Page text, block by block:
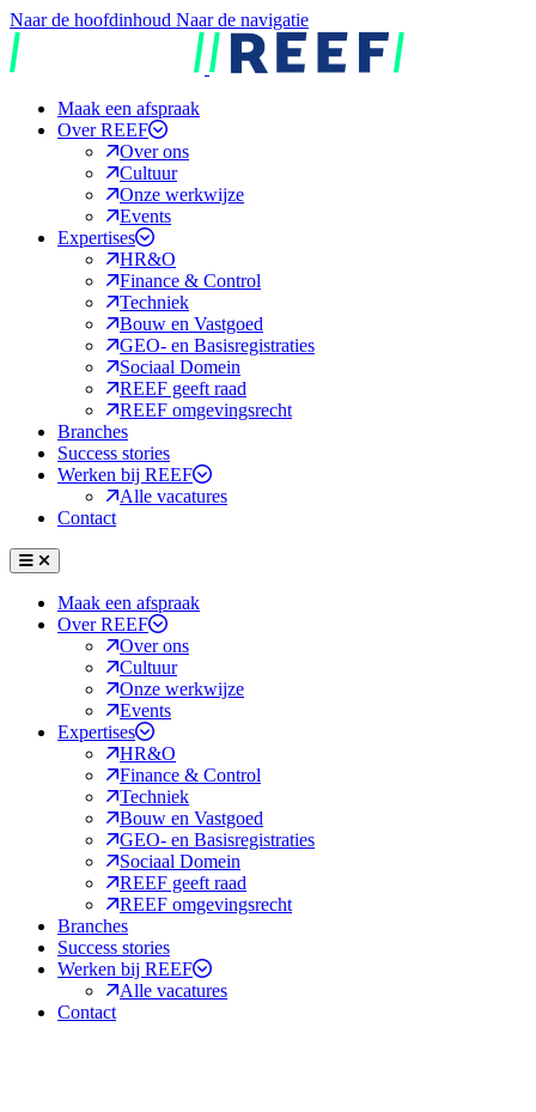
Naar de hoofdinhoud Naar de navigatie
REEF
Maak een afspraak
Over REEF
Over ons
Cultuur
Onze werkwijze
Events
Expertises
HR&O
Finance & Control
Techniek
Bouw en Vastgoed
GEO- en Basisregistraties
Sociaal Domein
REEF geeft raad
REEF omgevingsrecht
Branches
Success stories
Werken bij REEF
Alle vacatures
Contact
Menu
Sluiten
Maak een afspraak
Over REEF
Over ons
Cultuur
Onze werkwijze
Events
Expertises
HR&O
Finance & Control
Techniek
Bouw en Vastgoed
GEO- en Basisregistraties
Sociaal Domein
REEF geeft raad
REEF omgevingsrecht
Branches
Success stories
Werken bij REEF
Alle vacatures
Contact